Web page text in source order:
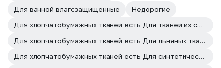
Для ванной влагозащищенные
Недорогие
Для хлопчатобумажных тканей есть Для тканей из смешанных волокон есть
Для хлопчатобумажных тканей есть Для льняных тканей есть
Для хлопчатобумажных тканей есть Для синтетических тканей есть